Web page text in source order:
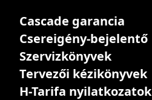
Cascade garancia
Csereigény-bejelentő
Szervizkönyvek
Tervezői kézikönyvek
H-Tarifa nyilatkozatok